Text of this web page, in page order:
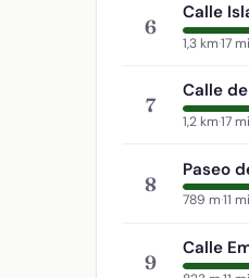
6
Calle
1,3 km·17
7
Calle
1,2 km·17
8
Paseo
789 m·11
9
Calle